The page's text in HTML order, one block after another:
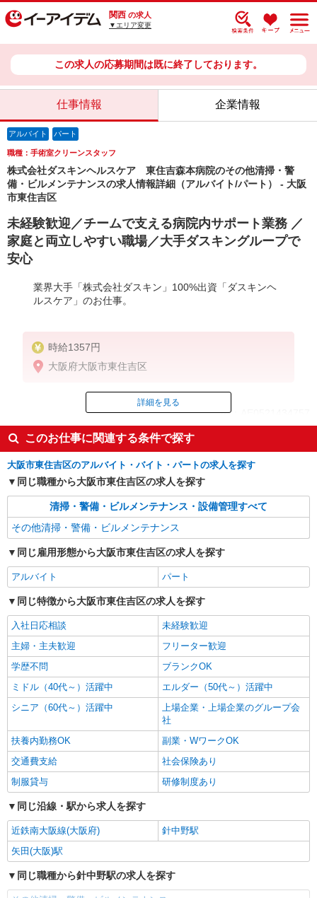
関西 の求人
▼エリア変更
この求人の応募期間は既に終了しております。
仕事情報 企業情報
アルバイト パート
職種：手術室クリーンスタッフ
株式会社ダスキンヘルスケア 東住吉森本病院のその他清掃・警
備・ビルメンテナンスの求人情報詳細（アルバイト/パート） - 大阪
市東住吉区
未経験歓迎／チームで支える病院内サポート業務 ／
家庭と両立しやすい職場／大手ダスキングループで
安心
業界大手「株式会社ダスキン」100%出資「ダスキンヘ
ルスケア」のお仕事。
時給1357円
大阪府大阪市東住吉区
ID：AE0521434757
掲載期間終了
詳細を見る
このお仕事に関連する条件で探す
大阪市東住吉区のアルバイト・バイト・パートの求人を探す
同じ職種から大阪市東住吉区の求人を探す
清掃・警備・ビルメンテナンス・設備管理すべて
その他清掃・警備・ビルメンテナンス
同じ雇用形態から大阪市東住吉区の求人を探す
アルバイト パート
同じ特徴から大阪市東住吉区の求人を探す
入社日応相談
未経験歓迎
主婦・主夫歓迎
フリーター歓迎
学歴不問
ブランクOK
ミドル（40代～）活躍中
エルダー（50代～）活躍中
シニア（60代～）活躍中
上場企業・上場企業のグループ会
社
扶養内勤務OK
副業・WワークOK
交通費支給
社会保険あり
制服貸与
研修制度あり
同じ沿線・駅から求人を探す
近鉄南大阪線(大阪府)
針中野駅
矢田(大阪)駅
同じ職種から針中野駅の求人を探す